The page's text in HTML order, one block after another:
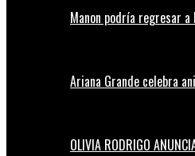
Manon podría regresar
Ariana Grande celebra
OLIVIA RODRIGO